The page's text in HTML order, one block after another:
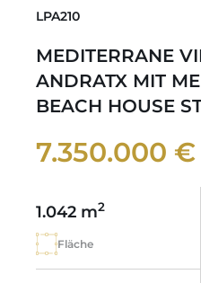
LPA210
MEDITERRANE
ANDRATX MIT
BEACH HOUSE
7.350.000 €
1.042 m2
Fläche